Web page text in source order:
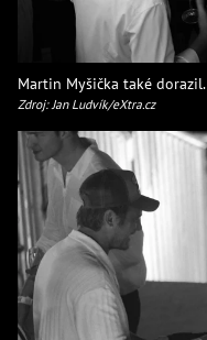
Martin Myšička také dorazil.
Zdroj: Jan Ludvík/eXtra.cz